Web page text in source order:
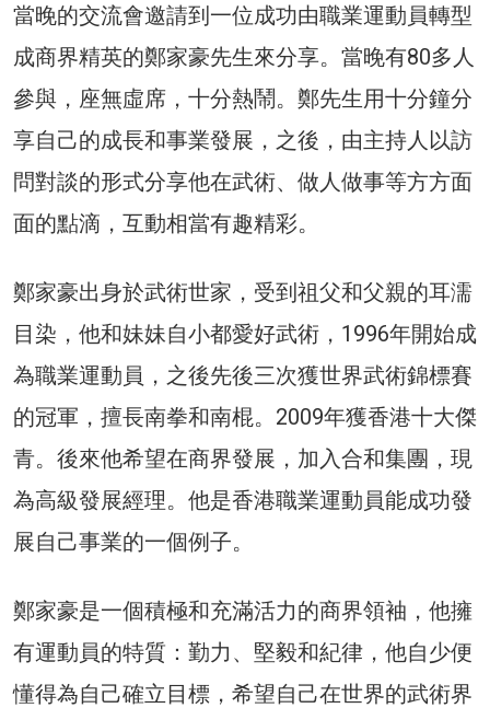
當晚的交流會邀請到一位成功由職業運動員轉型
成商界精英的鄭家豪先生來分享。當晚有80多人
參與，座無虛席，十分熱鬧。鄭先生用十分鐘分
享自己的成長和事業發展，之後，由主持人以訪
問對談的形式分享他在武術、做人做事等方方面
面的點滴，互動相當有趣精彩。
鄭家豪出身於武術世家，受到祖父和父親的耳濡
目染，他和妹妹自小都愛好武術，1996年開始成
為職業運動員，之後先後三次獲世界武術錦標賽
的冠軍，擅長南拳和南棍。2009年獲香港十大傑
青。後來他希望在商界發展，加入合和集團，現
為高級發展經理。他是香港職業運動員能成功發
展自己事業的一個例子。
鄭家豪是一個積極和充滿活力的商界領袖，他擁
有運動員的特質：勤力、堅毅和紀律，他自少便
懂得為自己確立目標，希望自己在世界的武術界